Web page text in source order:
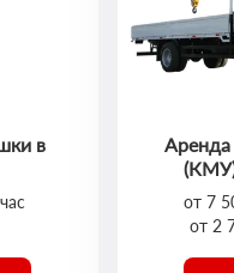
в
Аренда
от 7
от 2